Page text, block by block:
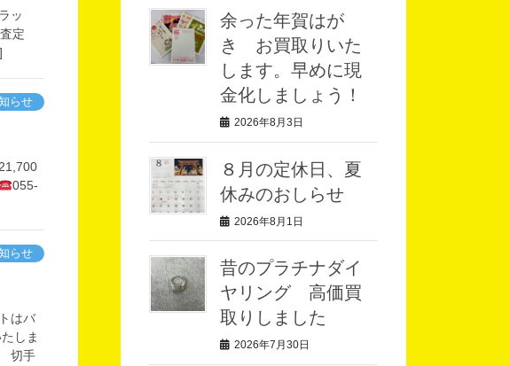
ッ
定
らせ
055-
らせ
はバ
しま
切手
余った年賀はが
き お買取りいた
します。早めに現
金化しましょう！
2026年8月3日
８月の定休日、夏
休みのおしらせ
2026年8月1日
昔のプラチナダイ
ヤリング 高価買
取りしました
2026年7月30日